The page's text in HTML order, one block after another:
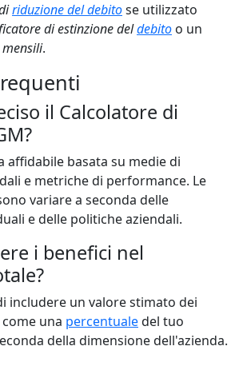
riduzione del debitose utilizzato
di estinzione deldebito o un
.
il Calcolatore di
affidabile basata su medie di
e metriche di performance. Le
variare a seconda delle
e delle politiche aziendali.
i benefici nel
includere un valore stimato dei
una percentualedel tuo
della dimensione dell'azienda.